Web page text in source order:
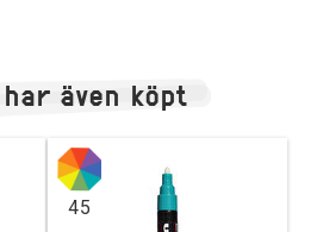
även köpt
45